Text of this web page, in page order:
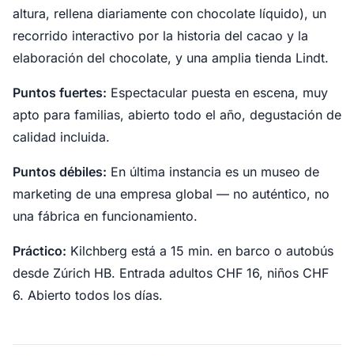
altura, rellena diariamente con chocolate líquido), un
recorrido interactivo por la historia del cacao y la
elaboración del chocolate, y una amplia tienda Lindt.
Puntos fuertes: Espectacular puesta en escena, muy
apto para familias, abierto todo el año, degustación de
calidad incluida.
Puntos débiles: En última instancia es un museo de
marketing de una empresa global — no auténtico, no
una fábrica en funcionamiento.
Práctico: Kilchberg está a 15 min. en barco o autobús
desde Zúrich HB. Entrada adultos CHF 16, niños CHF
6. Abierto todos los días.